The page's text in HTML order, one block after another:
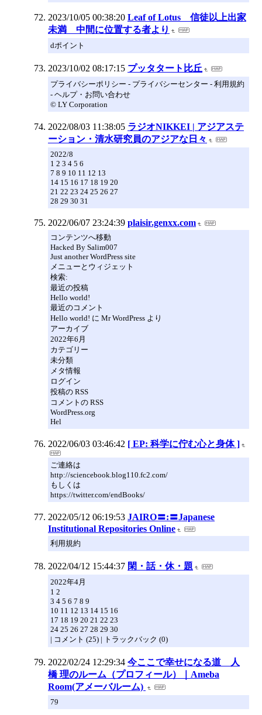
2023/10/05 00:38:20 Leaf of Lotus 信徒以上出家
未満 中間に位置する者より
dポイント
2023/10/02 08:17:15 プッタタート比丘
プライバシーポリシー - プライバシーセンター - 利用規約
- ヘルプ・お問い合わせ
© LY Corporation
2022/08/03 11:38:05 ラジオNIKKEI | アジアステ
ーション・清水研究員のアジアな日々
2022/8
1 2 3 4 5 6
7 8 9 10 11 12 13
14 15 16 17 18 19 20
21 22 23 24 25 26 27
28 29 30 31
2022/06/07 23:24:39 plaisir.genxx.com
コンテンツへ移動
Hacked By Salim007
Just another WordPress site
メニューとウィジェット
検索:
最近の投稿
Hello world!
最近のコメント
Hello world! に Mr WordPress より
アーカイブ
2022年6月
カテゴリー
未分類
メタ情報
ログイン
投稿の RSS
コメントの RSS
WordPress.org
Hel
2022/06/03 03:46:42 [ EP: 科学に佇む心と身体 ]
ご連絡は
http://sciencebook.blog110.fc2.com/
もしくは
https://twitter.com/endBooks/
2022/05/12 06:19:53 JAIRO〓:〓Japanese
Institutional Repositories Online
利用規約
2022/04/12 15:44:37 閑・話・休・題
2022年4月
1 2
3 4 5 6 7 8 9
10 11 12 13 14 15 16
17 18 19 20 21 22 23
24 25 26 27 28 29 30
| コメント (25) | トラックバック (0)
2022/02/24 12:29:34 今ここで幸せになる道 人
橋 理のルーム（プロフィール）｜Ameba
Room(アメーバルーム)
79